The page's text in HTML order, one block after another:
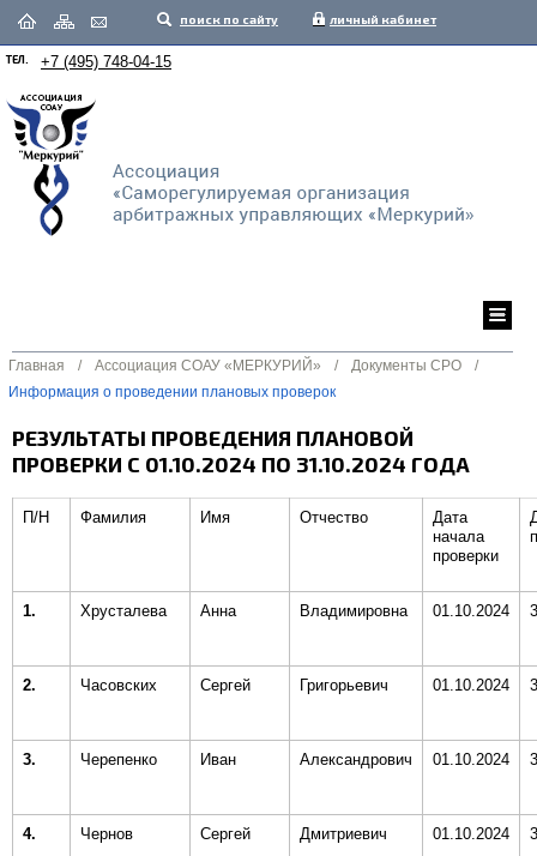
поиск по сайту личный кабинет
ТЕЛ. +7 (495) 748-04-15
Главная / Ассоциация СОАУ «МЕРКУРИЙ» / Документы СРО
/
Информация о проведении плановых проверок
РЕЗУЛЬТАТЫ ПРОВЕДЕНИЯ ПЛАНОВОЙ
ПРОВЕРКИ С 01.10.2024 ПО 31.10.2024 ГОДА
П/Н Фамилия Имя Отчество
Дата
начала
проверки
1. Хрусталева Анна Владимировна 01.10.2024
2. Часовских Сергей Григорьевич 01.10.2024
3. Черепенко Иван Александрович 01.10.2024
4. Чернов Сергей Дмитриевич 01.10.2024